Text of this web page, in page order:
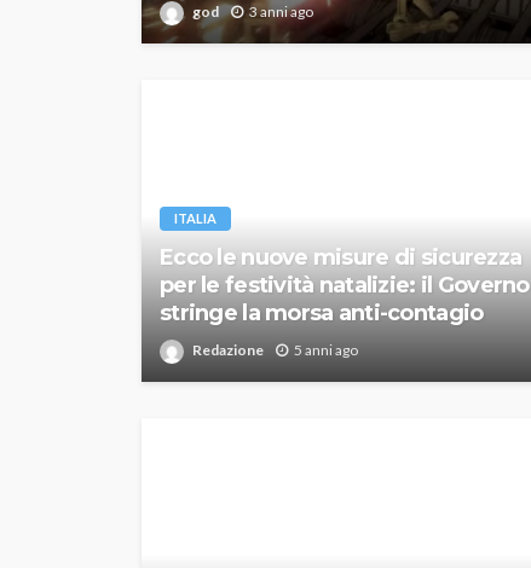
god 3 anni ago
ITALIA
Ecco le nuove misure di sicurezza
per le festività natalizie: il Governo
stringe la morsa anti-contagio
Redazione 5 anni ago